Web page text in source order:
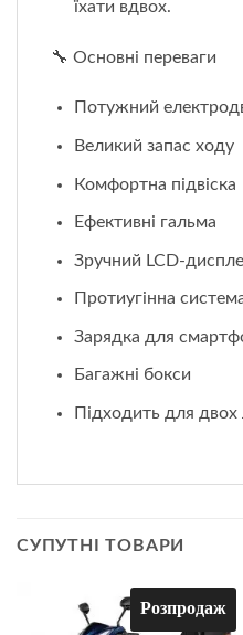
їхати вдвох.
🔧 Основні переваги
Потужний
Великий запас ходу
Комфортна підвіска
Ефективні гальма
Зручний LCD-
Протиугінна
Зарядка для
Багажні бокси
Підходить для
СУПУТНІ ТОВАРИ
Розпродаж